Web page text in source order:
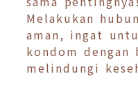
Melakukan
aman, ingat
kondom dengan
melindungi